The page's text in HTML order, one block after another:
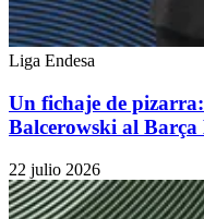
Liga Endesa
Un fichaje de
Balcerowski al Barça
22 julio 2026